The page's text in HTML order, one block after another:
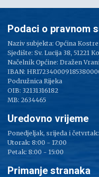
Podaci o pravnom
Naziv subjekta: Općina
Sjedište: Sv. Lucija 38, 51221
Načelnik Općine: Dražen
IBAN:
Podružnica Rijeka
OIB: 32131316182
MB: 2634465
Uredovno vrijeme
Ponedjeljak, srijeda i
Utorak: 8:00 - 17:00
Petak: 8:00 - 15:00
Primanje stranaka